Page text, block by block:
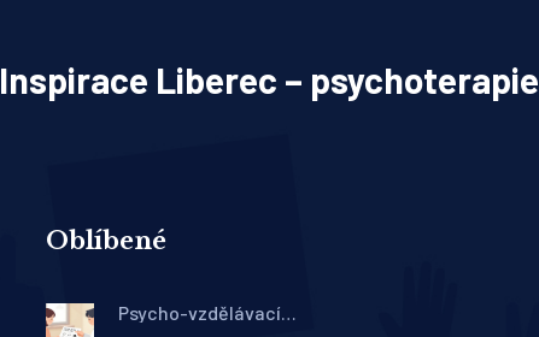
Inspirace Liberec – psychoterapie
Oblíbené
Psycho-vzdělávací